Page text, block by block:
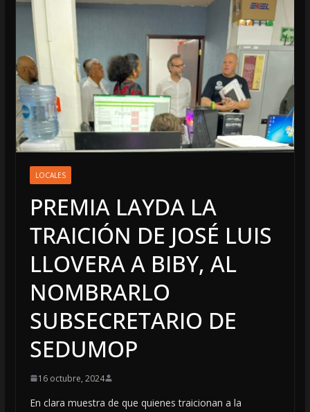
LOCALES
PREMIA LAYDA LA
TRAICIÓN DE JOSÉ LUIS
LLOVERA A BIBY, AL
NOMBRARLO
SUBSECRETARIO DE
SEDUMOP
16 octubre, 2024
En clara muestra de que quienes traicionan a la